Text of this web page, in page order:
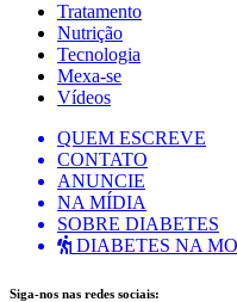
Tratamento
Nutrição
Tecnologia
Mexa-se
Vídeos
QUEM ESCREVE
CONTATO
ANUNCIE
NA MÍDIA
SOBRE DIABETES
DIABETES NA
Siga-nos nas redes sociais: